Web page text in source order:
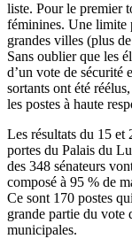
liste. Pour le premier
féminines. Une limite
grandes villes (plus
Sans oublier que les
d’un vote de sécurité
sortants ont été
les postes à haute
Les résultats du 15 et
portes du Palais du
des 348 sénateurs
composé à 95 % de
Ce sont 170 postes
grande partie du vote
municipales.